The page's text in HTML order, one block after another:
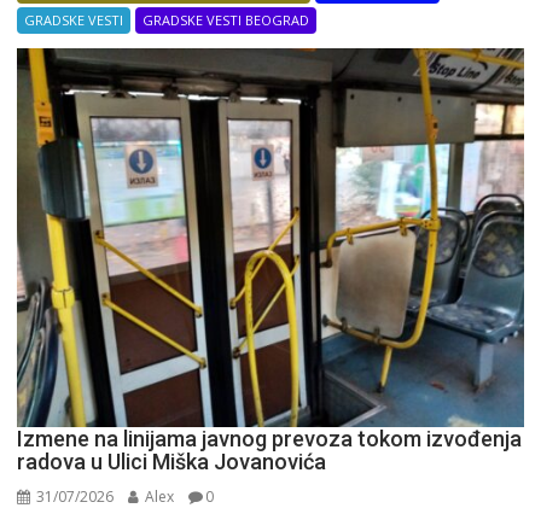
GRADSKE VESTI
GRADSKE VESTI BEOGRAD
Izmene na linijama javnog prevoza tokom izvođenja
radova u Ulici Miška Jovanovića
31/07/2026 Alex 0